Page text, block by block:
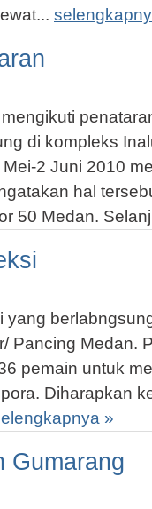
di kompleks
2 Juni 2010
hal
50 Medan.
yang
Pancing Medan.
pemain untuk
Diharapkan
»
Gumarang